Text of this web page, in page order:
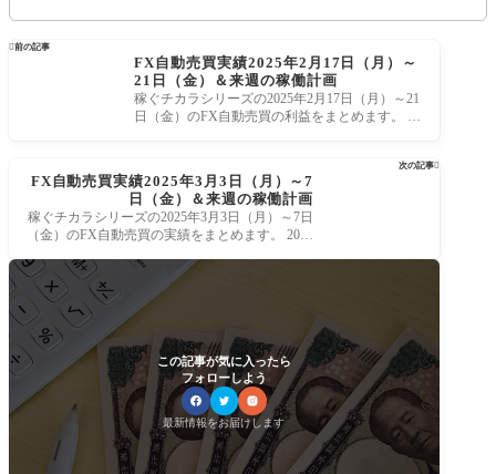
前の記事
FX自動売買実績2025年2月17日（月）～
21日（金）＆来週の稼働計画
稼ぐチカラシリーズの2025年2月17日（月）～21
日（金）のFX自動売買の利益をまとめます。 20
次の記事
FX自動売買実績2025年3月3日（月）～7
日（金）＆来週の稼働計画
稼ぐチカラシリーズの2025年3月3日（月）～7日
（金）のFX自動売買の実績をまとめます。 2025
この記事が気に入ったら
フォローしよう
最新情報をお届けします